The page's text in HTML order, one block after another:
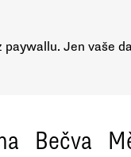
paywallu. Jen vaše
Bečva